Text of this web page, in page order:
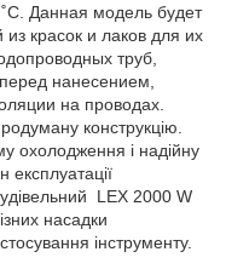
Данная модель будет
красок и лаков для их
труб,
нанесением,
на проводах.
конструкцію.
охолодження і надійну
експлуатації
LEX 2000 W
насадки
інструменту.